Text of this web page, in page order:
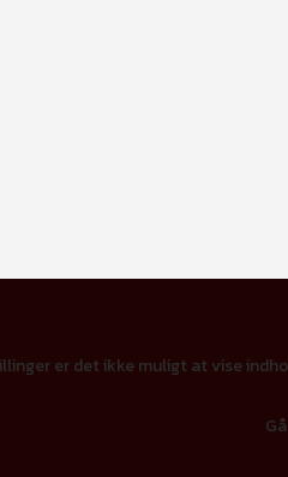
(12.000,-)
er det ikke muligt at vise